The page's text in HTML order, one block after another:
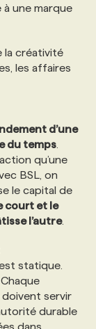
à une marque
la créativité
les affaires
d’une
du temps
qu’une
BSL, on
le capital de
court et le
l’autre.
statique.
. Chaque
servir
durable
dans